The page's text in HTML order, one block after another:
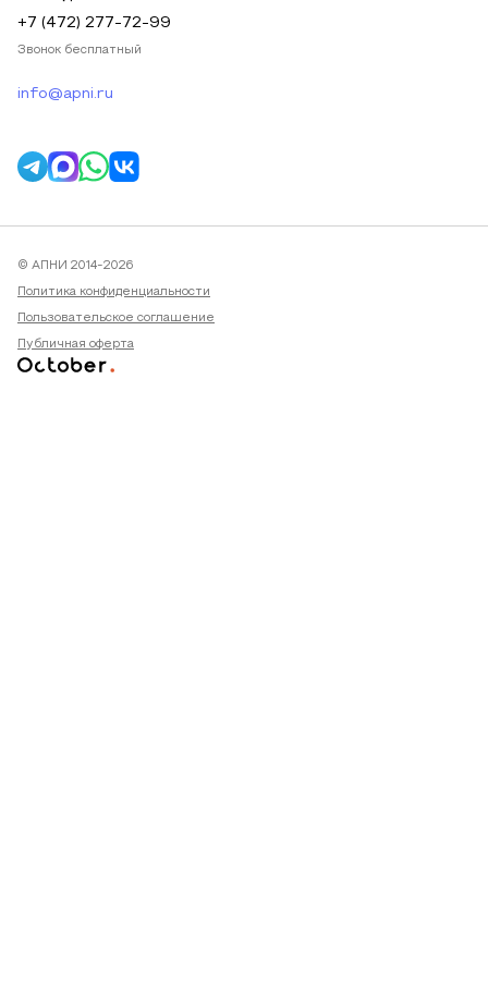
+7 (472) 277-72-99
Звонок бесплатный
info@apni.ru
© АПНИ 2014-2026
Политика конфиденциальности
Пользовательское соглашение
Публичная оферта